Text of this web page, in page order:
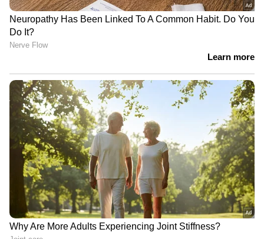
അതേസമയം വേദിയിലേക്ക് എത്തിയപ്പോൾ
നേരിട്ട കൂവലിന് രൂക്ഷമായ ഭാഷയിലാണ് റിനി
ആൻ ജോർജ്ജ് മറുപടി നൽകിയത്.ഒരുപാട്‌
ദേശിയ നേതാക്കളെ അടുത്ത് കാണാനും
സംസാരിക്കാനുമുള്ള അവസരം ലഭിച്ചു.
ഇതെല്ലാം കണ്ടു കണ്ണുകടി ഉണ്ടായ ചില
കുലംകുത്തികൾ ഓരിയിട്ടു. അതിനെ
അർഹിക്കുന്ന അവജ്ഞയോടെ അപ്പോൾ
തന്നെ അവഗണിക്കുന്നു. അവർ
വിവാഹത്തിന് നിർബന്ധിച്ചു;
വാക്കുതർക്കത്തിന് പിന്നാലെ
നൃത്ത അധ്യാപികയെ കഴുത്തു